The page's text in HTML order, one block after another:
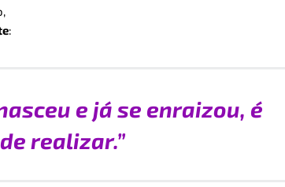
:
e já se enraizou, é
realizar.”